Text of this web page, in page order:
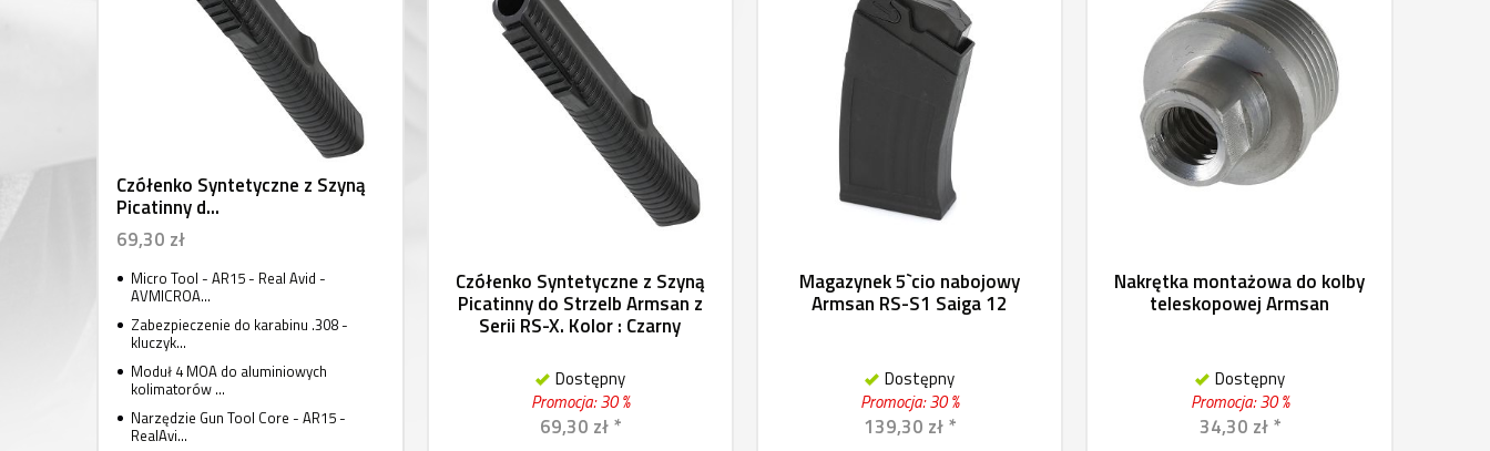
Czółenko Syntetyczne z Szyną
Picatinny do Strzelb Armsan z
Serii RS-X. Kolor : Czarny
Dostępny
Promocja: 30 %
69,30 zł *
Magazynek 5`cio nabojowy
Armsan RS-S1 Saiga 12
Dostępny
Promocja: 30 %
139,30 zł *
Nakrętka montażowa do kolby
teleskopowej Armsan
Dostępny
Promocja: 30 %
34,30 zł *
Czółenko Syntetyczne z Szyną
Picatinny d...
69,30 zł
Micro Tool - AR15 - Real Avid -
AVMICROA...
Zabezpieczenie do karabinu .308 -
kluczyk...
Moduł 4 MOA do aluminiowych
kolimatorów ...
Narzędzie Gun Tool Core - AR15 -
RealAvi...